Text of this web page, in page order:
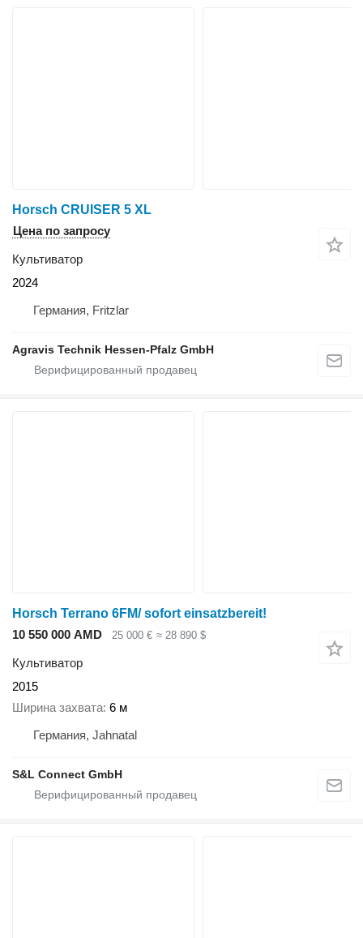
Horsch CRUISER 5 XL
Цена по запросу
Культиватор
2024
Германия, Fritzlar
Agravis Technik Hessen-Pfalz GmbH
Horsch Terrano 6FM/ sofort einsatzbereit!
10 550 000 AMD
25 000 € ≈ 28 890 $
Культиватор
2015
Ширина захвата 6 м
Германия, Jahnatal
S&L Connect GmbH